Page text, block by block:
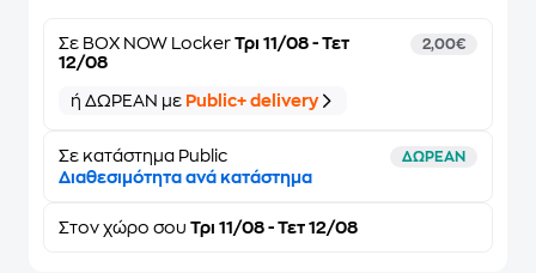
Σε BOX NOW Locker Τρι 11/08 - Τετ
12/08
2,00€
ή ΔΩΡΕΑΝ με Public+ delivery
Σε κατάστημα Public ΔΩΡΕΑΝ
Διαθεσιμότητα ανά κατάστημα
Στον χώρο σου Τρι 11/08 - Τετ 12/08